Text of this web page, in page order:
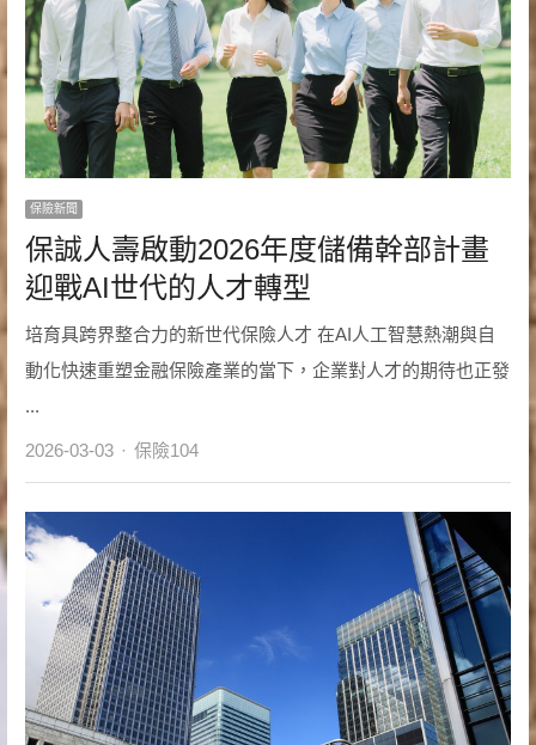
保險新聞
保誠人壽啟動2026年度儲備幹部計畫
迎戰AI世代的人才轉型
培育具跨界整合力的新世代保險人才 在AI人工智慧熱潮與自
動化快速重塑金融保險產業的當下，企業對人才的期待也正發
...
2026-03-03 Author
保險104